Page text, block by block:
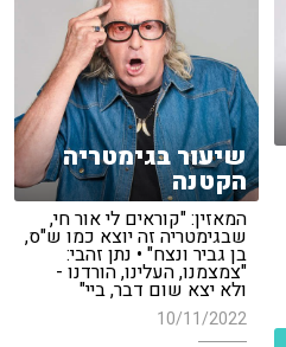
שיעור בגימטריה
הקטנה
המאזין: "קוראים לי אור חי,
שבגימטריה זה יוצא כמו ש"ס,
בן גביר ונצח" • נתן זהבי:
"צמצמנו, העלינו, הורדנו -
ולא יצא שום דבר, ביי"
10/11/2022